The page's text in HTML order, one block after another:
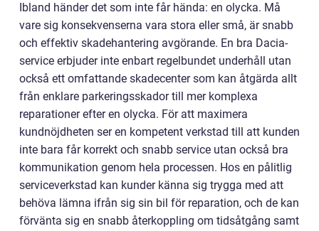
Ibland händer det som inte får hända: en olycka. Må
vare sig konsekvenserna vara stora eller små, är snabb
och effektiv skadehantering avgörande. En bra Dacia-
service erbjuder inte enbart regelbundet underhåll utan
också ett omfattande skadecenter som kan åtgärda allt
från enklare parkeringsskador till mer komplexa
reparationer efter en olycka. För att maximera
kundnöjdheten ser en kompetent verkstad till att kunden
inte bara får korrekt och snabb service utan också bra
kommunikation genom hela processen. Hos en pålitlig
serviceverkstad kan kunder känna sig trygga med att
behöva lämna ifrån sig sin bil för reparation, och de kan
förvänta sig en snabb återkoppling om tidsåtgång samt